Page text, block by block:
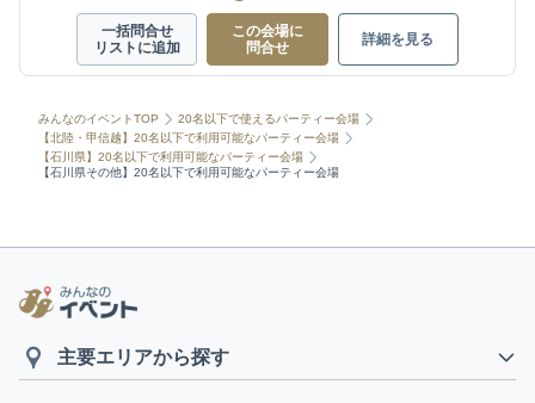
一括問合せ
リストに追加
この会場に
問合せ
詳細を見る
みんなのイベントTOP
20名以下で使えるパーティー会場
【北陸・甲信越】20名以下で利用可能なパーティー会場
【石川県】20名以下で利用可能なパーティー会場
【石川県その他】20名以下で利用可能なパーティー会場
主要エリアから探す